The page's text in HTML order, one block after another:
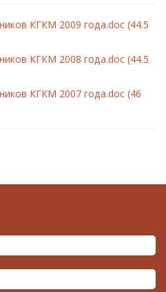
КГКМ 2009 года.doc (44.5
КГКМ 2008 года.doc (44.5
КГКМ 2007 года.doc (46